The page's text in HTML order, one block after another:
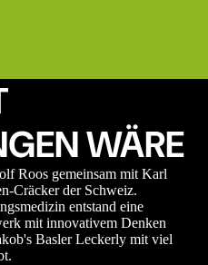
WÄRE
Roos gemeinsam mit Karl
Cräcker der Schweiz.
entstand eine
mit innovativem Denken
Basler Leckerly mit viel